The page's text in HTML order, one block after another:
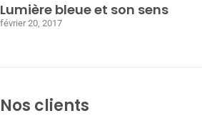
Lumière bleue et son sens
février 20, 2017
Nos clients